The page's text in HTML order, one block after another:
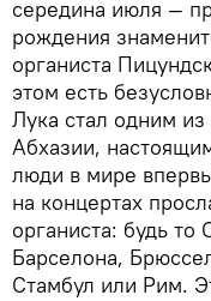
середина июля —
рождения
органиста
этом есть
Лука стал одним
Абхазии,
люди в мире
на концертах
органиста: будь
Барселона,
Стамбул или Рим.